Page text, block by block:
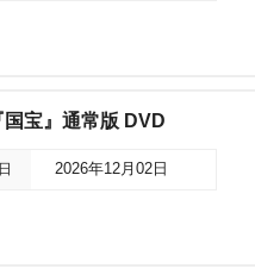
国宝』通常版 DVD
2026年12月02日